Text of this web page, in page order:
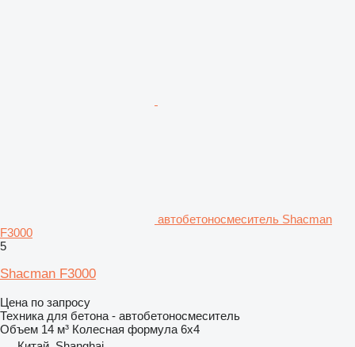
автобетоносмеситель Shacman
F3000
5
Shacman F3000
Цена по запросу
Техника для бетона - автобетоносмеситель
Объем 14 м³ Колесная формула 6x4